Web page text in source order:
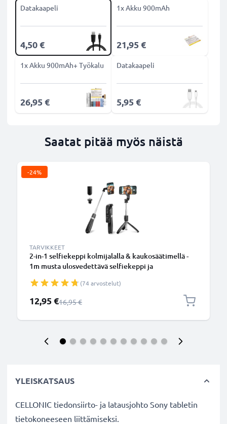
Datakaapeli
4,50 €
1x Akku 900mAh
21,95 €
1x Akku 900mAh+ Työkalu
26,95 €
Datakaapeli
5,95 €
Saatat pitää myös näistä
-24%
TARVIKKEET
2-in-1 selfiekeppi kolmijalalla & kaukosäätimellä -
1m musta ulosvedettävä selfiekeppi ja
kaukosäätimellä puhelimelle ja kameralle -
iPhonelle, GoProlle, Androidille ynm.
(74 arvostelut)
Erikoishinta
12,95 €Normaali hinta
16,95 €
YLEISKATSAUS
CELLONIC tiedonsiirto- ja latausjohto Sony tabletin
tietokoneeseen liittämiseksi.